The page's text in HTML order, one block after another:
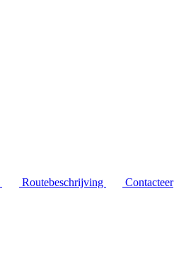
Routebeschrijving
Contacteer